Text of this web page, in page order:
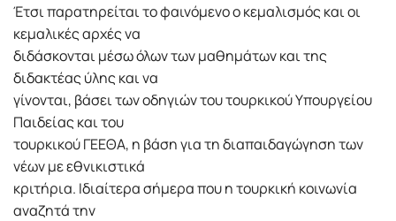
Έτσι παρατηρείται το φαινόμενο ο κεμαλισμός και οι
κεμαλικές αρχές να
διδάσκονται μέσω όλων των μαθημάτων και της
διδακτέας ύλης και να
γίνονται, βάσει των οδηγιών του τουρκικού Υπουργείου
Παιδείας και του
τουρκικού ΓΕΕΘΑ, η βάση για τη διαπαιδαγώγηση των
νέων με εθνικιστικά
κριτήρια. Ιδιαίτερα σήμερα που η τουρκική κοινωνία
αναζητά την